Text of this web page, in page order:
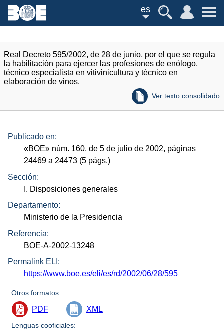
es
Real Decreto 595/2002, de 28 de junio, por el que se regula
la habilitación para ejercer las profesiones de enólogo,
técnico especialista en vitivinicultura y técnico en
elaboración de vinos.
Ver texto consolidado
Publicado en:
«BOE» núm. 160, de 5 de julio de 2002, páginas
24469 a 24473 (5 págs.)
Sección:
I. Disposiciones generales
Departamento:
Ministerio de la Presidencia
Referencia:
BOE-A-2002-13248
Permalink ELI:
https://www.boe.es/eli/es/rd/2002/06/28/595
Otros formatos:
PDF XML
Lenguas cooficiales: